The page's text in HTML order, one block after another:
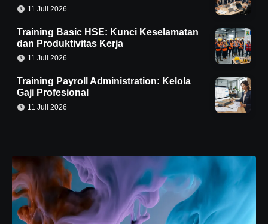
11 Juli 2026
Training Basic HSE: Kunci Keselamatan
dan Produktivitas Kerja
11 Juli 2026
Training Payroll Administration: Kelola
Gaji Profesional
11 Juli 2026